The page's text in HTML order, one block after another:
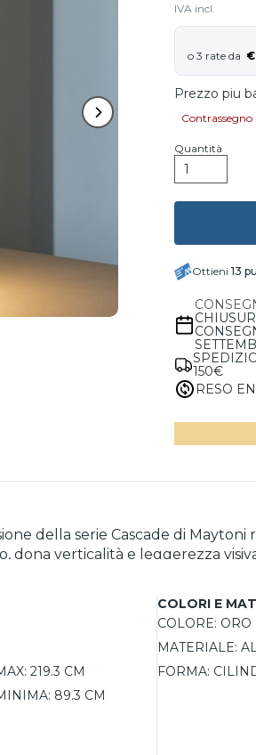
IVA incl.
€
Prezzo piu
Quantità
Ottieni 13
150€
RESO
della serie Cascade di
verticalità e leggerezza
tra 2600K e 3500K assicurano
cerca un tocco unico senza
219.3 CM
89.3 CM
COLORI E
COLORE: ORO
MATERIALE:
FORMA: